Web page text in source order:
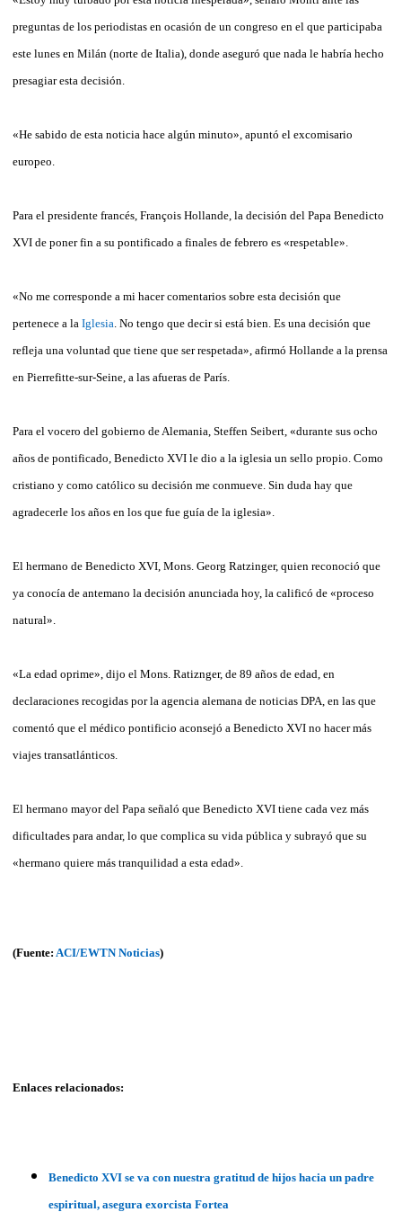
preguntas de los periodistas en ocasión de un congreso en el que participaba
este lunes en Milán (norte de Italia), donde aseguró que nada le habría hecho
presagiar esta decisión.
«He sabido de esta noticia hace algún minuto», apuntó el excomisario
europeo.
Para el presidente francés, François Hollande, la decisión del Papa Benedicto
XVI de poner fin a su pontificado a finales de febrero es «respetable».
«No me corresponde a mi hacer comentarios sobre esta decisión que
pertenece a la Iglesia . No tengo que decir si está bien. Es una decisión que
refleja una voluntad que tiene que ser respetada», afirmó Hollande a la prensa
en Pierrefitte-sur-Seine, a las afueras de París.
Para el vocero del gobierno de Alemania, Steffen Seibert, «durante sus ocho
años de pontificado, Benedicto XVI le dio a la iglesia un sello propio. Como
cristiano y como católico su decisión me conmueve. Sin duda hay que
agradecerle los años en los que fue guía de la iglesia».
El hermano de Benedicto XVI, Mons. Georg Ratzinger, quien reconoció que
ya conocía de antemano la decisión anunciada hoy, la calificó de «proceso
natural».
«La edad oprime», dijo el Mons. Ratiznger, de 89 años de edad, en
declaraciones recogidas por la agencia alemana de noticias DPA, en las que
comentó que el médico pontificio aconsejó a Benedicto XVI no hacer más
viajes transatlánticos.
El hermano mayor del Papa señaló que Benedicto XVI tiene cada vez más
dificultades para andar, lo que complica su vida pública y subrayó que su
«hermano quiere más tranquilidad a esta edad».
(Fuente: ACI/EWTN Noticias)
Enlaces relacionados:
Benedicto XVI se va con nuestra gratitud de hijos hacia un padre
espiritual, asegura exorcista Fortea